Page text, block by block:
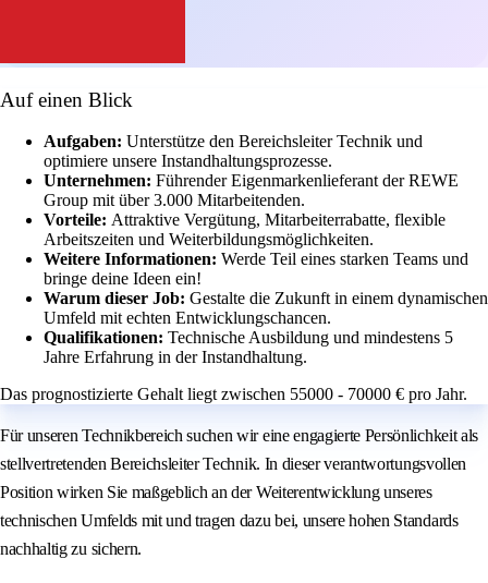
Auf einen Blick
Aufgaben: Unterstütze den Bereichsleiter Technik und
optimiere unsere Instandhaltungsprozesse.
Unternehmen: Führender Eigenmarkenlieferant der REWE
Group mit über 3.000 Mitarbeitenden.
Vorteile: Attraktive Vergütung, Mitarbeiterrabatte, flexible
Arbeitszeiten und Weiterbildungsmöglichkeiten.
Weitere Informationen: Werde Teil eines starken Teams und
bringe deine Ideen ein!
Warum dieser Job: Gestalte die Zukunft in einem dynamischen
Umfeld mit echten Entwicklungschancen.
Qualifikationen: Technische Ausbildung und mindestens 5
Jahre Erfahrung in der Instandhaltung.
Das prognostizierte Gehalt liegt zwischen 55000 - 70000 € pro Jahr.
Für unseren Technikbereich suchen wir eine engagierte Persönlichkeit als
stellvertretenden Bereichsleiter Technik. In dieser verantwortungsvollen
Position wirken Sie maßgeblich an der Weiterentwicklung unseres
technischen Umfelds mit und tragen dazu bei, unsere hohen Standards
nachhaltig zu sichern.